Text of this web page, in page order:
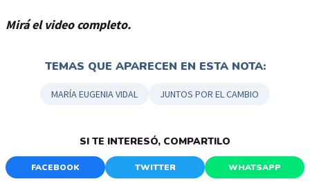
Mirá el video completo.
TEMAS QUE APARECEN EN ESTA NOTA:
MARÍA EUGENIA VIDAL JUNTOS POR EL CAMBIO
SI TE INTERESÓ, COMPARTILO
FACEBOOK TWITTER WHATSAPP